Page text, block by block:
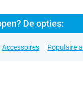
De opties:
Accessoires Populaire